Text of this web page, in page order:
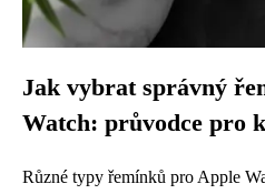
Jak vybrat správný
Watch: průvodce pro
Různé typy řemínků pro Apple